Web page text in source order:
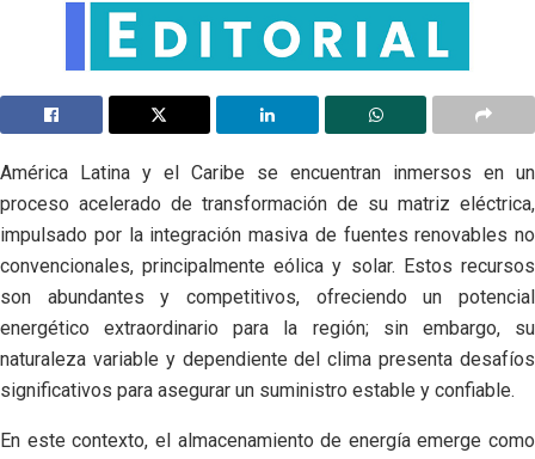
América Latina y el Caribe se encuentran inmersos en un
proceso acelerado de transformación de su matriz eléctrica,
impulsado por la integración masiva de fuentes renovables no
convencionales, principalmente eólica y solar. Estos recursos
son abundantes y competitivos, ofreciendo un potencial
energético extraordinario para la región; sin embargo, su
naturaleza variable y dependiente del clima presenta desafíos
significativos para asegurar un suministro estable y confiable.
En este contexto, el almacenamiento de energía emerge como